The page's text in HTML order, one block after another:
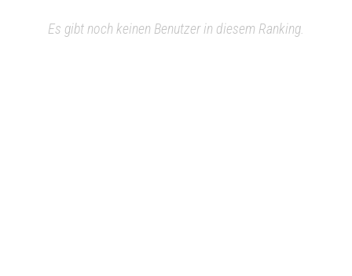
Es gibt noch keinen Benutzer in diesem Ranking.